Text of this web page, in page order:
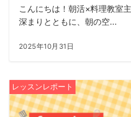
こんにちは！朝活×料理教室
深まりとともに、朝の空...
2025年10月31日
レッスンレポート